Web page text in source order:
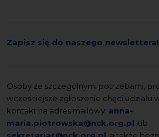
Zapisz się do naszego newslettera!
Osoby ze szczególnymi potrzebami,
wcześniejsze zgłoszenie chęci udziału
kontakt na adres mailowy: anna-
maria.piotrowska@nck.org.pl lub